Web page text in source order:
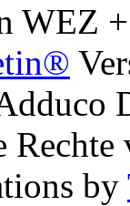
WEZ
by